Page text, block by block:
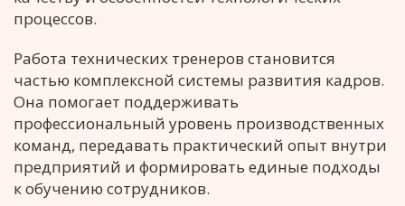
процессов.
Работа технических тренеров становится
частью комплексной системы развития кадров.
Она помогает поддерживать
профессиональный уровень производственных
команд, передавать практический опыт внутри
предприятий и формировать единые подходы
к обучению сотрудников.